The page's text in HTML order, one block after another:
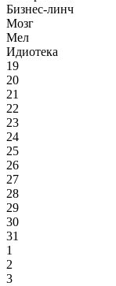
Бизнес-линч
Мозг
Мел
Идиотека
19
20
21
22
23
24
25
26
27
28
29
30
31
1
2
3